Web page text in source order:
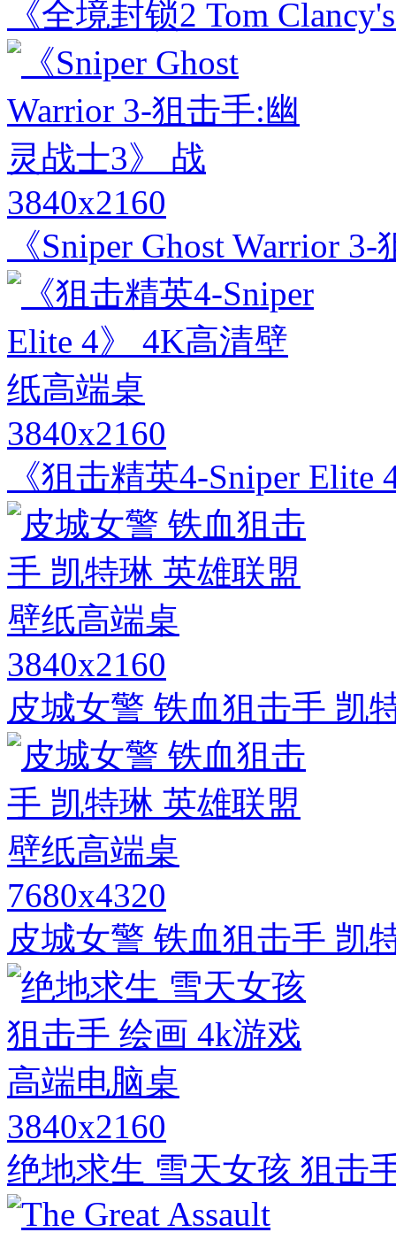
《全境封锁2 Tom
3840x2160
《Sniper Ghost Warrior
3840x2160
《狙击精英4-Sniper
3840x2160
皮城女警 铁血狙击手 凯
7680x4320
皮城女警 铁血狙击手 凯
3840x2160
绝地求生 雪天女孩 狙击